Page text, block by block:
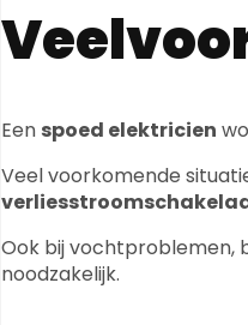
Een spoed elektricien
Veel voorkomende
Ook bij vochtproblemen,
noodzakelijk.